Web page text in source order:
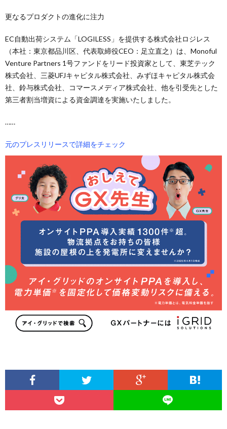
更なるプロダクトの進化に注力
EC自動出荷システム「LOGILESS」を提供する株式会社ロジレス
（本社：東京都品川区、代表取締役CEO：足立直之）は、Monoful
Venture Partners 1号ファンドをリード投資家として、東芝テック
株式会社、三菱UFJキャピタル株式会社、みずほキャピタル株式会
社、鈴与株式会社、コマースメディア株式会社、他を引受先とした
第三者割当増資による資金調達を実施いたしました。
……
元のプレスリリースで詳細をチェック